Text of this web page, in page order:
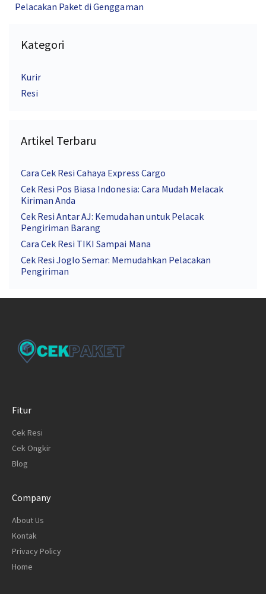
Pelacakan Paket di Genggaman
Kategori
Kurir
Resi
Artikel Terbaru
Cara Cek Resi Cahaya Express Cargo
Cek Resi Pos Biasa Indonesia: Cara Mudah Melacak
Kiriman Anda
Cek Resi Antar AJ: Kemudahan untuk Pelacak
Pengiriman Barang
Cara Cek Resi TIKI Sampai Mana
Cek Resi Joglo Semar: Memudahkan Pelacakan
Pengiriman
Fitur
Cek Resi
Cek Ongkir
Blog
Company
About Us
Kontak
Privacy Policy
Home